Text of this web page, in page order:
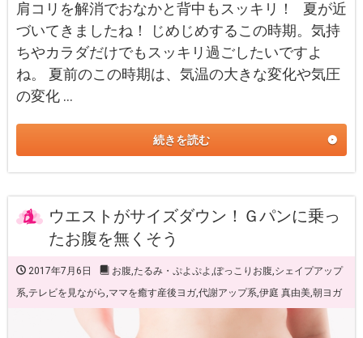
肩コリを解消でおなかと背中もスッキリ！ 夏が近
づいてきましたね！ じめじめするこの時期。気持
ちやカラダだけでもスッキリ過ごしたいですよ
ね。 夏前のこの時期は、気温の大きな変化や気圧
の変化 …
続きを読む
ウエストがサイズダウン！Ｇパンに乗っ
たお腹を無くそう
2017年7月6日 お腹,たるみ・ぷよぷよ,ぽっこりお腹,シェイプアップ
系,テレビを見ながら,ママを癒す産後ヨガ,代謝アップ系,伊庭 真由美,朝ヨガ